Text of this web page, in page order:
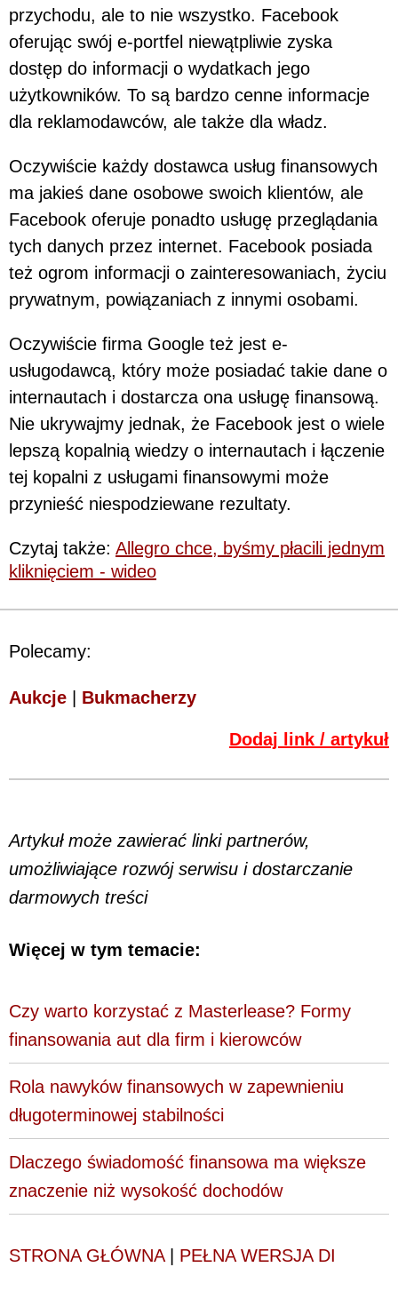
przychodu, ale to nie wszystko. Facebook
oferując swój e-portfel niewątpliwie zyska
dostęp do informacji o wydatkach jego
użytkowników. To są bardzo cenne informacje
dla reklamodawców, ale także dla władz.
Oczywiście każdy dostawca usług finansowych
ma jakieś dane osobowe swoich klientów, ale
Facebook oferuje ponadto usługę przeglądania
tych danych przez internet. Facebook posiada
też ogrom informacji o zainteresowaniach, życiu
prywatnym, powiązaniach z innymi osobami.
Oczywiście firma Google też jest e-
usługodawcą, który może posiadać takie dane o
internautach i dostarcza ona usługę finansową.
Nie ukrywajmy jednak, że Facebook jest o wiele
lepszą kopalnią wiedzy o internautach i łączenie
tej kopalni z usługami finansowymi może
przynieść niespodziewane rezultaty.
Czytaj także: Allegro chce, byśmy płacili jednym
kliknięciem - wideo
Polecamy:
Aukcje Bukmacherzy
Dodaj link / artykuł
Artykuł może zawierać linki partnerów,
umożliwiające rozwój serwisu i dostarczanie
darmowych treści
Więcej w tym temacie:
Czy warto korzystać z Masterlease? Formy
finansowania aut dla firm i kierowców
Rola nawyków finansowych w zapewnieniu
długoterminowej stabilności
Dlaczego świadomość finansowa ma większe
znaczenie niż wysokość dochodów
STRONA GŁÓWNA| PEŁNA WERSJA DI